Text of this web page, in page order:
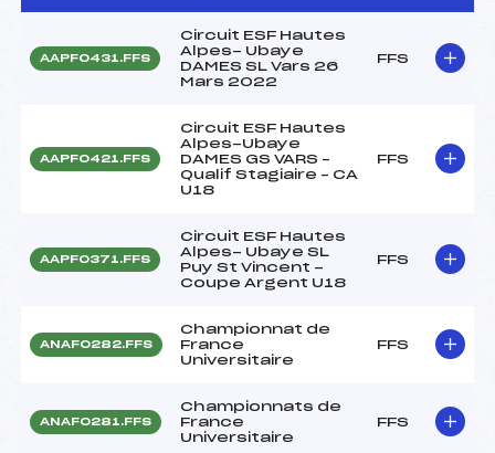
AAPF0431.FFS
Circuit ESF Hautes
Alpes- Ubaye
DAMES SL Vars 26
Mars 2022
FFS
AAPF0421.FFS
Circuit ESF Hautes
Alpes-Ubaye
DAMES GS VARS –
Qualif Stagiaire – CA
U18
FFS
AAPF0371.FFS
Circuit ESF Hautes
Alpes- Ubaye SL
Puy St Vincent -
Coupe Argent U18
FFS
ANAF0282.FFS
Championnat de
France
Universitaire
FFS
ANAF0281.FFS
Championnats de
France
Universitaire
FFS